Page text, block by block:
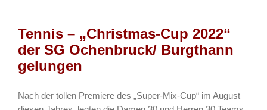
geglückt
Tennis – „Christmas-Cup 2022“
der SG Ochenbruck/ Burgthann
gelungen
Nach der tollen Premiere des „Super-Mix-Cup“ im August